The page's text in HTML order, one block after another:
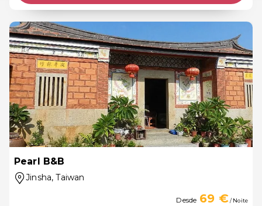
Pearl B&B
Jinsha, Taiwan
Desde 69 €/ Noite